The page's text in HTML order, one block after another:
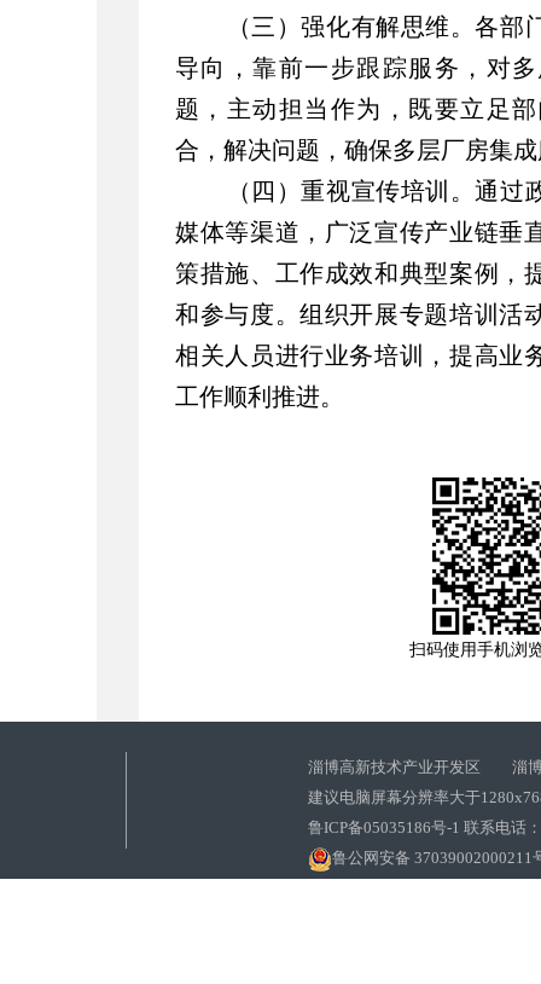
（三）强化有解思维。各部
导向，靠前一步跟踪服务，对
题，主动担当作为，既要立足
合，解决问题，确保多层厂房集
（四）重视宣传培训。通过
媒体等渠道，广泛宣传产业链垂
策措施、工作成效和典型案例 ，
和参与度。组织开展专题培训活
相关人员进行业务培训，提高业
工作顺利推进。
扫码使用手机浏
淄博高新技术产业开发区 淄博
建议电脑屏幕分辨率大于
鲁ICP备05035186号-1 联系电话
鲁公网安备 37039002000211